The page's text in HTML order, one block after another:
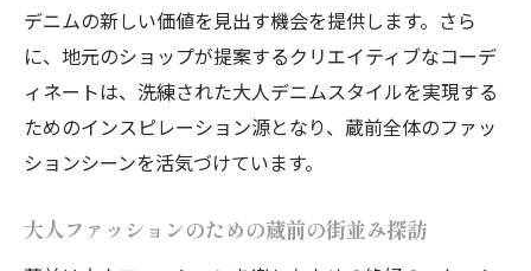
デニムがもたらすファッションの革新
蔵前の街で風を感じるデニムスタイル
大人ファッションに吹き込む新風とデニム
蔵前で大人の個性を引き出すデニムカジュアル
コーデ
自分らしさを表現するデニムスタイル
デニムの新しい価値を見出す機会を提供します。さら
に、地元のショップが提案するクリエイティブなコーデ
ィネートは、洗練された大人デニムスタイルを実現する
ためのインスピレーション源となり、蔵前全体のファッ
ションシーンを活気づけています。
大人ファッションのための蔵前の街並み探訪